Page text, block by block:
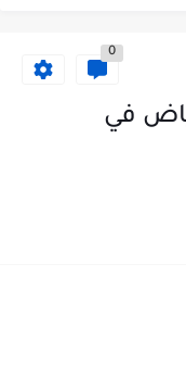
مستشفى تداوي توفر وظائف للممرضين والممرضات برواتب مجزية في مكة...
في بوبا العربية.
0
في